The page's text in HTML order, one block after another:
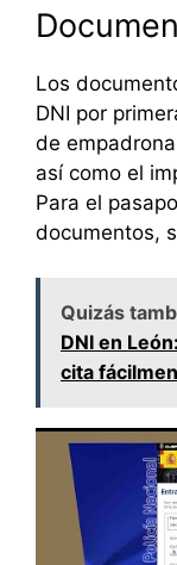
Los
DNI por
de
así como el
Para el
documentos,
Quizás
DNI en
cita